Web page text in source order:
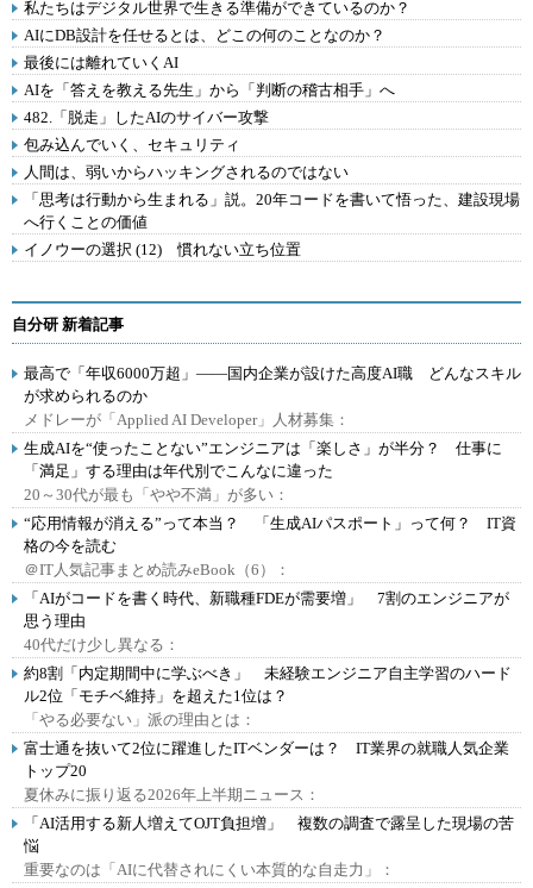
私たちはデジタル世界で生きる準備ができているのか？
AIにDB設計を任せるとは、どこの何のことなのか？
最後には離れていくAI
AIを「答えを教える先生」から「判断の稽古相手」へ
482.「脱走」したAIのサイバー攻撃
包み込んでいく、セキュリティ
人間は、弱いからハッキングされるのではない
「思考は行動から生まれる」説。20年コードを書いて悟った、建設現場
へ行くことの価値
イノウーの選択 (12) 慣れない立ち位置
自分研 新着記事
最高で「年収6000万超」――国内企業が設けた高度AI職 どんなスキル
が求められるのか
メドレーが「Applied AI Developer」人材募集：
生成AIを“使ったことない”エンジニアは「楽しさ」が半分？ 仕事に
「満足」する理由は年代別でこんなに違った
20～30代が最も「やや不満」が多い：
“応用情報が消える”って本当？ 「生成AIパスポート」って何？ IT資
格の今を読む
＠IT人気記事まとめ読みeBook（6）：
「AIがコードを書く時代、新職種FDEが需要増」 7割のエンジニアが
思う理由
40代だけ少し異なる：
約8割「内定期間中に学ぶべき」 未経験エンジニア自主学習のハード
ル2位「モチベ維持」を超えた1位は？
「やる必要ない」派の理由とは：
富士通を抜いて2位に躍進したITベンダーは？ IT業界の就職人気企業
トップ20
夏休みに振り返る2026年上半期ニュース：
「AI活用する新人増えてOJT負担増」 複数の調査で露呈した現場の苦
悩
重要なのは「AIに代替されにくい本質的な自走力」：